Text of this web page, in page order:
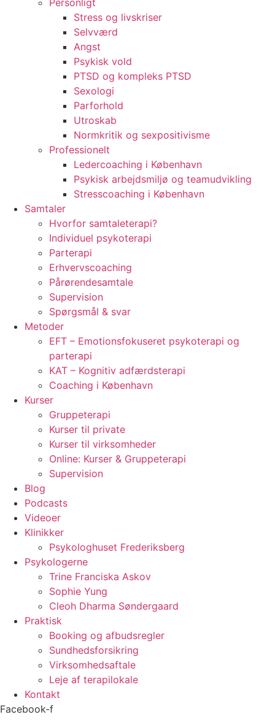
Personligt
Stress og livskriser
Selvværd
Angst
Psykisk vold
PTSD og kompleks PTSD
Sexologi
Parforhold
Utroskab
Normkritik og sexpositivisme
Professionelt
Ledercoaching i København
Psykisk arbejdsmiljø og teamudvikling
Stresscoaching i København
Samtaler
Hvorfor samtaleterapi?
Individuel psykoterapi
Parterapi
Erhvervscoaching
Pårørendesamtale
Supervision
Spørgsmål & svar
Metoder
EFT – Emotionsfokuseret psykoterapi og
parterapi
KAT – Kognitiv adfærdsterapi
Coaching i København
Kurser
Gruppeterapi
Kurser til private
Kurser til virksomheder
Online: Kurser & Gruppeterapi
Supervision
Blog
Podcasts
Videoer
Klinikker
Psykologhuset Frederiksberg
Psykologerne
Trine Franciska Askov
Sophie Yung
Cleoh Dharma Søndergaard
Praktisk
Booking og afbudsregler
Sundhedsforsikring
Virksomhedsaftale
Leje af terapilokale
Kontakt
Facebook-f